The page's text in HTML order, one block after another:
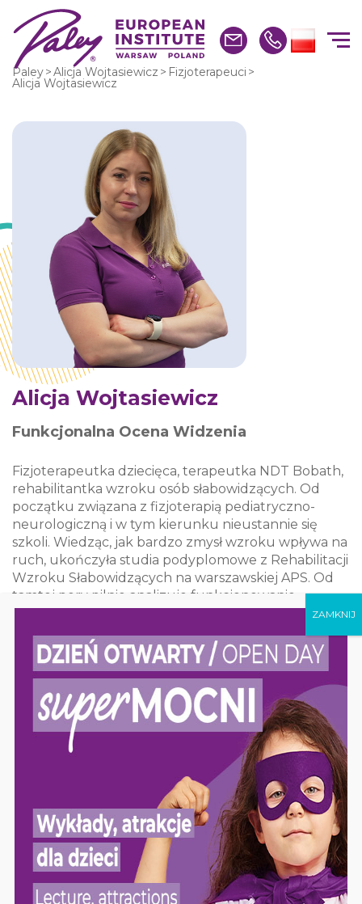
Paley>Alicja Wojtasiewicz > Fizjoterapeuci >
Alicja Wojtasiewicz
Alicja Wojtasiewicz
Funkcjonalna Ocena Widzenia
Fizjoterapeutka dziecięca, terapeutka NDT Bobath,
rehabilitantka wzroku osób słabowidzących. Od
początku związana z fizjoterapią pediatryczno-
neurologiczną i w tym kierunku nieustannie się
szkoli. Wiedząc, jak bardzo zmysł wzroku wpływa na
ruch, ukończyła studia podyplomowe z Rehabilitacji
Wzroku Słabowidzących na warszawskiej APS. Od
tamtej pory pilnie analizuje funkcjonowanie
wzrokowe swoich Pacjentów oraz wykonuje
Twórczyni „oczkoblog-fizjoterapeuty” –
specjalistycznego bloga, gdzie przekazuję najlepszą
wiedzę i ciekawostki, które mogą pomóc w
codziennej pracy z dziećmi, nie tylko
fizjoterapeutom. Dodatkowo można tam znaleźć
pomysły na domowej roboty zabawki sensoryczne
przeznaczone dla dzieci z wieloraką